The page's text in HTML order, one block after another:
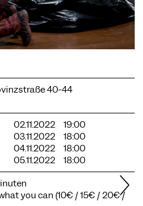
40-44
02.11.2022
19:00
03.11.2022
18:00
04.11.2022
18:00
05.11.2022
18:00
you can (10€ / 15€ / 20€ /
externer Anbieter auf
sind essenziell, damit
Andere Cookies helfen uns,
Sie können Ihre Einwilligung
Informationen. Unten
Sie zulassen